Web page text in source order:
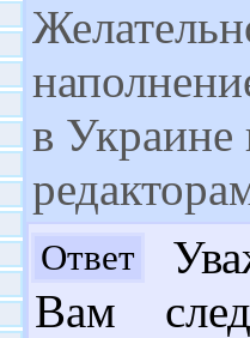
в Украине
Ответ
Вам